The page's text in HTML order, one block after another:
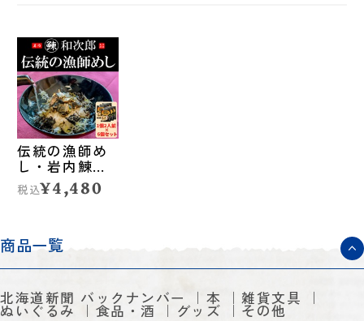
伝統の漁師め
し・岩内鰊和
次郎＜糠にし
んの茶漬け＞6
い前浜市場
税込¥4,480
商品一覧
北海道新聞 バックナンバー 本 雑貨文具
ぬいぐるみ 食品・酒 グッズ その他